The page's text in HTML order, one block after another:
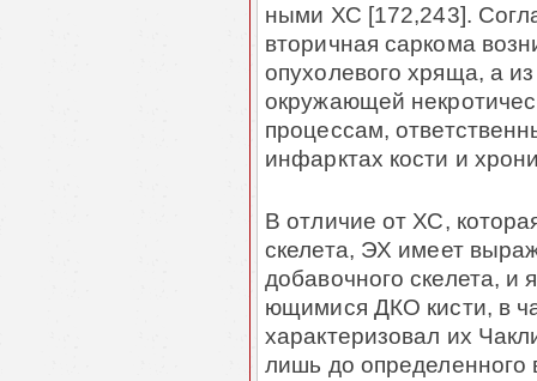
ными ХС [172,243].
вторичная саркома
опухолевого хряща, а
окружающей
процессам,
инфарктах кости и
В отличиe от ХС,
скелета, ЭХ имеет
добавочного ске­лета, и
ющимися ДКО кисти, в
характеризовал их
лишь до